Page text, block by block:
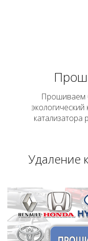
Прошиваем
Удаление